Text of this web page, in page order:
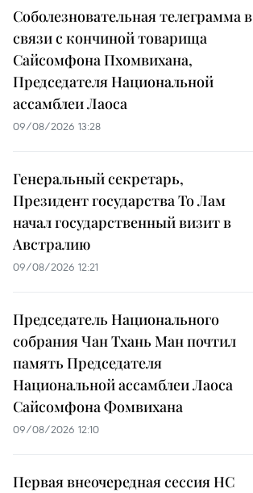
Соболезновательная телеграмма в
связи с кончиной товарища
Сайсомфона Пхомвихана,
Председателя Национальной
ассамблеи Лаоса
09/08/2026 13:28
Генеральный секретарь,
Президент государства То Лам
начал государственный визит в
Австралию
09/08/2026 12:21
Председатель Национального
собрания Чан Тхань Ман почтил
память Председателя
Национальной ассамблеи Лаоса
Сайсомфона Фомвихана
09/08/2026 12:10
Первая внеочередная сессия НС